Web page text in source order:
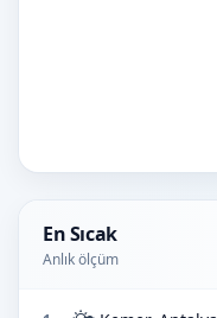
En Sıcak
Anlık ölçüm